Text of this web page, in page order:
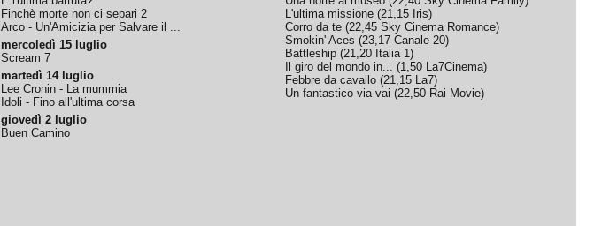
Finchè morte non ci separi 2
Arco - Un'Amicizia per Salvare il ...
mercoledì 15 luglio
Scream 7
martedì 14 luglio
Lee Cronin - La mummia
Idoli - Fino all'ultima corsa
giovedì 2 luglio
Buen Camino
L'ultima missione (21,15 Iris)
Corro da te (22,45 Sky Cinema Romance)
Smokin' Aces (23,17 Canale 20)
Battleship (21,20 Italia 1)
Il giro del mondo in... (1,50 La7Cinema)
Febbre da cavallo (21,15 La7)
Un fantastico via vai (22,50 Rai Movie)